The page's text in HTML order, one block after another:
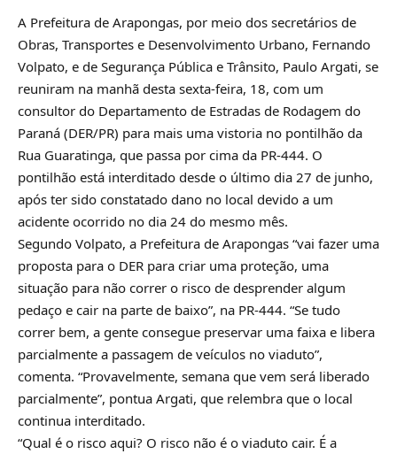
A Prefeitura de Arapongas, por meio dos secretários de
Obras, Transportes e Desenvolvimento Urbano, Fernando
Volpato, e de Segurança Pública e Trânsito, Paulo Argati, se
reuniram na manhã desta sexta-feira, 18, com um
consultor do Departamento de Estradas de Rodagem do
Paraná (DER/PR) para mais uma vistoria no pontilhão da
Rua Guaratinga, que passa por cima da PR-444. O
pontilhão está interditado desde o último dia 27 de junho,
após ter sido constatado dano no local devido a um
acidente ocorrido no dia 24 do mesmo mês.
Segundo Volpato, a Prefeitura de Arapongas “vai fazer uma
proposta para o DER para criar uma proteção, uma
situação para não correr o risco de desprender algum
pedaço e cair na parte de baixo”, na PR-444. “Se tudo
correr bem, a gente consegue preservar uma faixa e libera
parcialmente a passagem de veículos no viaduto”,
comenta. “Provavelmente, semana que vem será liberado
parcialmente”, pontua Argati, que relembra que o local
continua interditado.
“Qual é o risco aqui? O risco não é o viaduto cair. É a